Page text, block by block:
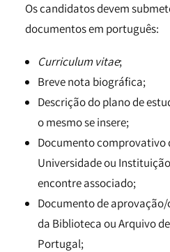
Os candidatos devem
documentos em português:
Curriculum vitae;
Breve nota biográfica;
Descrição do plano de
o mesmo se insere;
Documento comprovativo
Universidade ou
encontre associado;
Documento de
da Biblioteca ou Arquivo
Portugal;